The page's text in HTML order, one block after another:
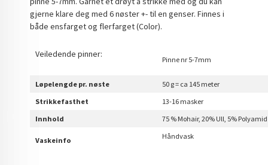
gjerne klare deg med 6 nøster +- til en genser. Finnes i
både ensfarget og flerfarget (Color).
Veiledende pinner:
Pinne nr 5-7mm
Løpelengde pr. nøste
50 g = ca 145 meter
Strikkefasthet
13-16 masker
Innhold
75 % Mohair, 20% Ull, 5% Polyamid
Vaskeinfo Håndvask